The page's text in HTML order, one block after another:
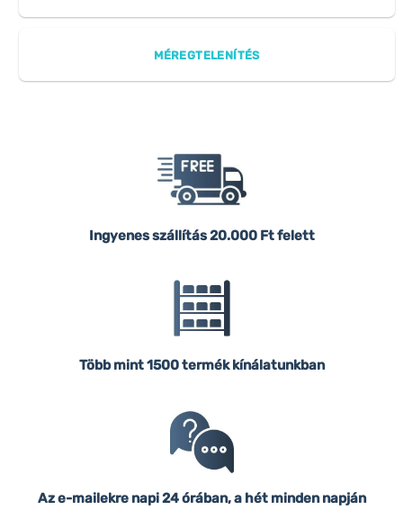
MÉREGTELENÍTÉS
Ingyenes szállítás20.000 Ft felett
Több mint 1500 termék kínálatunkban
Az e-mailekre napi 24 órában, a hét minden napján